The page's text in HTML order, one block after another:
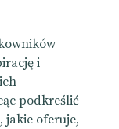
i
podkreślić
jakie oferuje,